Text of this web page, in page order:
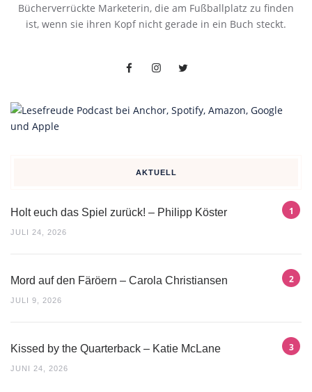
Bücherverrückte Marketerin, die am Fußballplatz zu finden
ist, wenn sie ihren Kopf nicht gerade in ein Buch steckt.
AKTUELL
Holt euch das Spiel zurück! – Philipp Köster
JULI 24, 2026
Mord auf den Färöern – Carola Christiansen
JULI 9, 2026
Kissed by the Quarterback – Katie McLane
JUNI 24, 2026